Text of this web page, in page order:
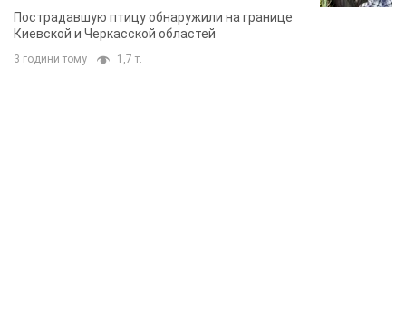
Пострадавшую птицу обнаружили на границе
Киевской и Черкасской областей
3 години тому 1,7 т.